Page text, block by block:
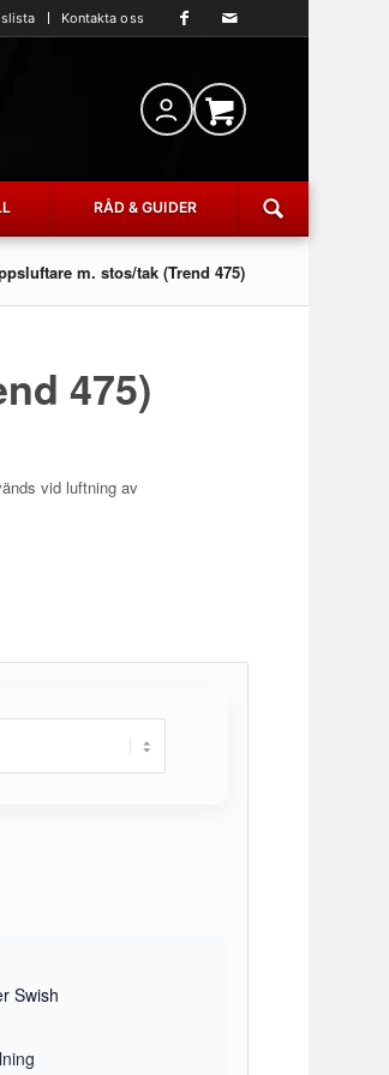
Kontakta oss
RÅD & GUIDER
m. stos/tak (Trend 475)
475)
vid luftning av
Swish